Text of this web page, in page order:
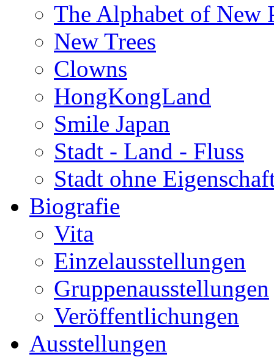
The Alphabet of New
New Trees
Clowns
HongKongLand
Smile Japan
Stadt - Land - Fluss
Stadt ohne
Biografie
Vita
Einzelausstellungen
Gruppenausstellungen
Veröffentlichungen
Ausstellungen